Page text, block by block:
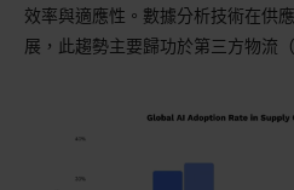
效率與適應性。數據分析技術在供
展，此趨勢主要歸功於第三方物流